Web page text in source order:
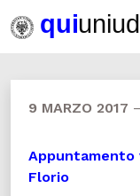
9 MARZO 2017 –
Appuntamento
Florio